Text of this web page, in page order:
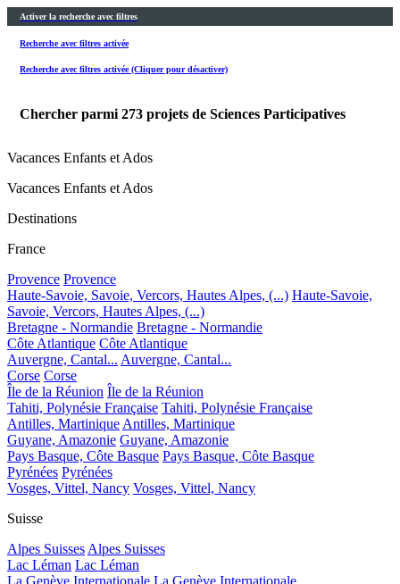
Activer la recherche avec filtres
Recherche avec filtres activée
Recherche avec filtres activée (Cliquer pour désactiver)
Chercher parmi 273 projets de Sciences Participatives
Vacances Enfants et Ados
Vacances Enfants et Ados
Destinations
France
Provence Provence
Haute-Savoie, Savoie, Vercors, Hautes Alpes, (...) Haute-Savoie,
Savoie, Vercors, Hautes Alpes, (...)
Bretagne - Normandie Bretagne - Normandie
Côte Atlantique Côte Atlantique
Auvergne, Cantal... Auvergne, Cantal...
Corse Corse
Île de la Réunion Île de la Réunion
Tahiti, Polynésie Française Tahiti, Polynésie Française
Antilles, MartiniqueAntilles, Martinique
Guyane, Amazonie Guyane, Amazonie
Pays Basque, Côte Basque Pays Basque, Côte Basque
Pyrénées Pyrénées
Vosges, Vittel, Nancy Vosges, Vittel, Nancy
Suisse
Alpes SuissesAlpes Suisses
Lac Léman Lac Léman